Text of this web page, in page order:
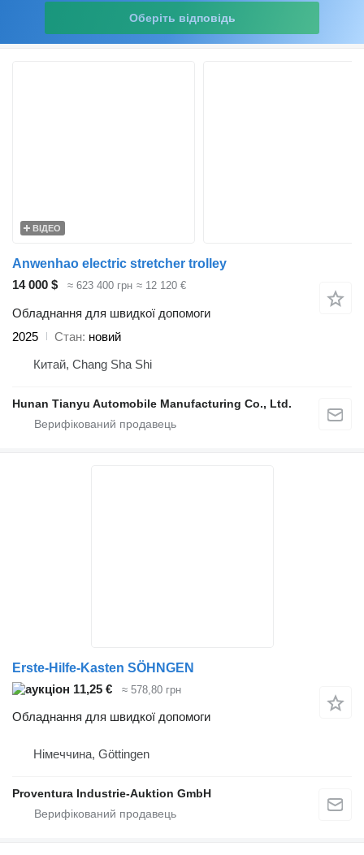
Оберіть відповідь
ВІДЕО
Anwenhao electric stretcher trolley
14 000 $
≈ 623 400 грн ≈ 12 120 €
Обладнання для швидкої допомоги
2025
Стан новий
Китай, Chang Sha Shi
Hunan Tianyu Automobile Manufacturing Co., Ltd.
Erste-Hilfe-Kasten SÖHNGEN
11,25 €
≈ 578,80 грн
Обладнання для швидкої допомоги
Німеччина, Göttingen
Proventura Industrie-Auktion GmbH